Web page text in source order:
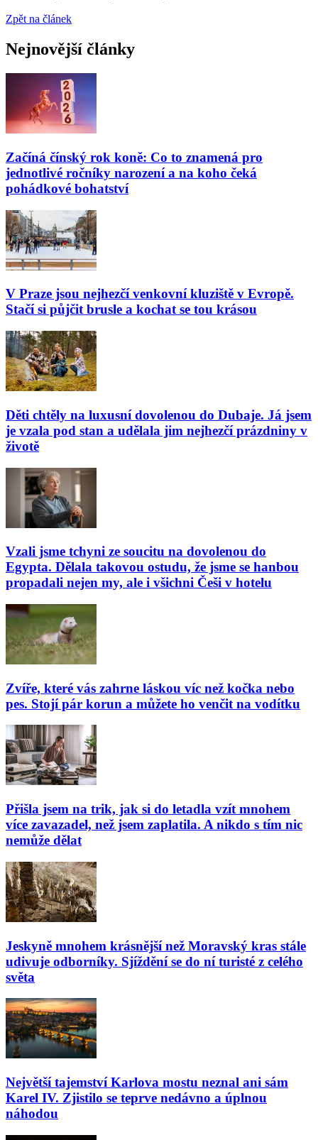
Zpět na článek
Nejnovější články
Začíná čínský rok koně: Co to znamená pro
jednotlivé ročníky narození a na koho čeká
pohádkové bohatství
V Praze jsou nejhezčí venkovní kluziště v Evropě.
Stačí si půjčit brusle a kochat se tou krásou
Děti chtěly na luxusní dovolenou do Dubaje. Já jsem
je vzala pod stan a udělala jim nejhezčí prázdniny v
životě
Vzali jsme tchyni ze soucitu na dovolenou do
Egypta. Dělala takovou ostudu, že jsme se hanbou
propadali nejen my, ale i všichni Češi v hotelu
Zvíře, které vás zahrne láskou víc než kočka nebo
pes. Stojí pár korun a můžete ho venčit na vodítku
Přišla jsem na trik, jak si do letadla vzít mnohem
více zavazadel, než jsem zaplatila. A nikdo s tím nic
nemůže dělat
Jeskyně mnohem krásnější než Moravský kras stále
udivuje odborníky. Sjíždění se do ní turisté z celého
světa
Největší tajemství Karlova mostu neznal ani sám
Karel IV. Zjistilo se teprve nedávno a úplnou
náhodou